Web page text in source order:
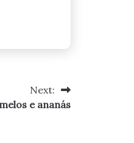
Next:
e ananás